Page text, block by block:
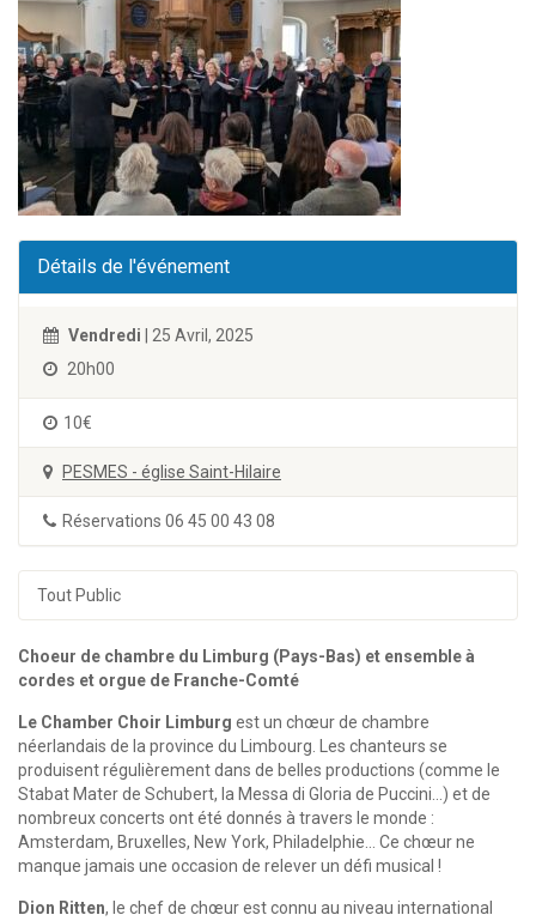
Détails de l'événement
Vendredi | 25 Avril, 2025
20h00
10€
PESMES - église Saint-Hilaire
Réservations 06 45 00 43 08
Tout Public
Choeur de chambre du Limburg (Pays-Bas) et ensemble à
cordes et orgue de Franche-Comté
Le Chamber Choir Limburg est un chœur de chambre
néerlandais de la province du Limbourg. Les chanteurs se
produisent régulièrement dans de belles productions (comme le
Stabat Mater de Schubert, la Messa di Gloria de Puccini…) et de
nombreux concerts ont été donnés à travers le monde :
Amsterdam, Bruxelles, New York, Philadelphie… Ce chœur ne
manque jamais une occasion de relever un défi musical !
Dion Ritten, le chef de chœur est connu au niveau international